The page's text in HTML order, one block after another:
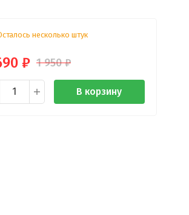
несколько штук
₽ 1 950₽
В корзину